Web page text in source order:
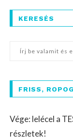
KERESÉS
FRISS,
Vége: lelécel a
részletek!